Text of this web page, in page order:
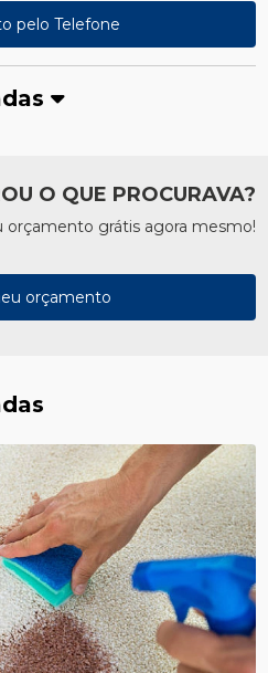
pelo Telefone
O QUE PROCURAVA?
orçamento grátis agora mesmo!
orçamento